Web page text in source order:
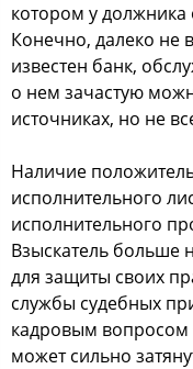
котором у должника
Конечно, далеко не
известен банк,
о нем зачастую
источниках, но не
Наличие
исполнительного
исполнительного
Взыскатель больше
для защиты своих
службы судебных
кадровым
может сильно